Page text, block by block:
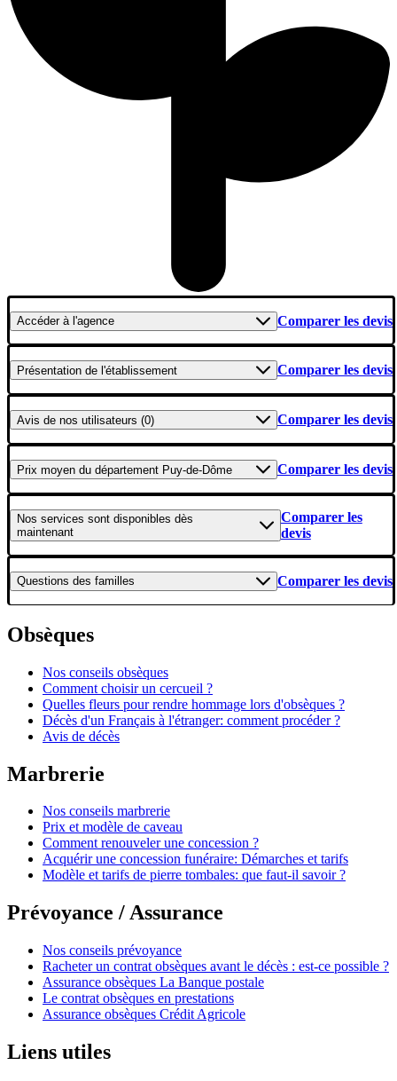
Accéderà l'agence Comparer les devis
Présentation de l'établissement Comparer les devis
Avis de nos utilisateurs (0) Comparer les devis
Prix moyen du département Puy-de-Dôme Comparer les devis
Nos services sont disponibles dès
maintenant
Comparer les
devis
Questions des familles Comparer les devis
Obsèques
Nos conseils obsèques
Comment choisir un cercueil ?
Quelles fleurs pour rendre hommage lors d'obsèques ?
Décès d'un Français à l'étranger: comment procéder ?
Avis de décès
Marbrerie
Nos conseils marbrerie
Prix et modèle de caveau
Comment renouveler une concession ?
Acquérir une concession funéraire: Démarches et tarifs
Modèle et tarifs de pierre tombales: que faut-il savoir ?
Prévoyance / Assurance
Nos conseils prévoyance
Racheter un contrat obsèques avant le décès : est-ce possible ?
Assurance obsèques La Banque postale
Le contrat obsèques en prestations
Assurance obsèques Crédit Agricole
Liens utiles